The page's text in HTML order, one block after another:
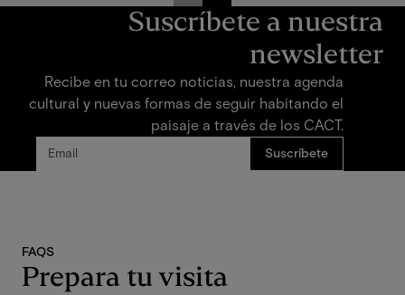
Suscríbete a nuestra
newsletter
Recibe en tu correo noticias, nuestra agenda
cultural y nuevas formas de seguir habitando el
paisaje a través de los CACT.
FAQS
Prepara tu visita